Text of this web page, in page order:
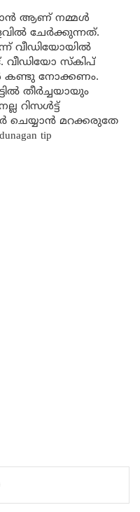
ആണ് നമ്മൾ
ചേർക്കുന്നത്.
വീഡിയോയില്‍
വീഡിയോ സ്‌കിപ്
കണ്ടു നോക്കണം.
തീർച്ചയായും
റിസൾട്ട്
ചെയ്യാൻ മറക്കരുതേ
tip